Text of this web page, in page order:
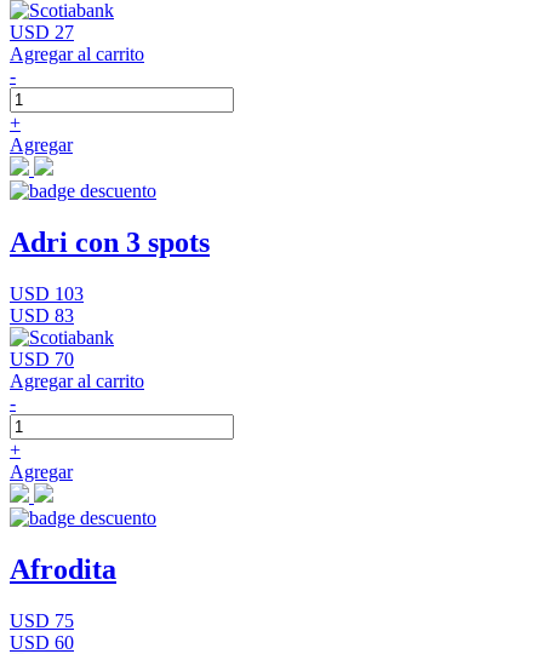
USD 27
Agregar al carrito
-
+
Agregar
Adri con 3 spots
USD 103
USD 83
USD 70
Agregar al carrito
-
+
Agregar
Afrodita
USD 75
USD 60